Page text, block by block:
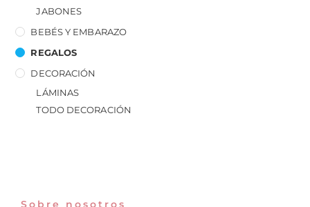
JABONES
BEBÉS Y EMBARAZO
REGALOS
DECORACIÓN
LÁMINAS
TODO DECORACIÓN
Sobre nosotros